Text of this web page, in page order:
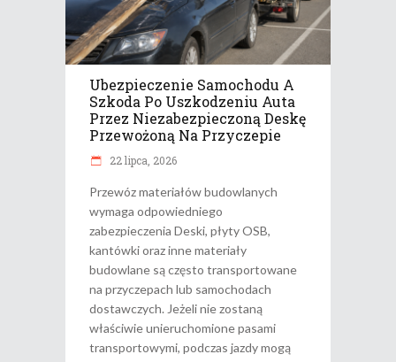
Ubezpieczenie Samochodu A
Szkoda Po Uszkodzeniu Auta
Przez Niezabezpieczoną Deskę
Przewożoną Na Przyczepie
22 lipca, 2026
Przewóz materiałów budowlanych
wymaga odpowiedniego
zabezpieczenia Deski, płyty OSB,
kantówki oraz inne materiały
budowlane są często transportowane
na przyczepach lub samochodach
dostawczych. Jeżeli nie zostaną
właściwie unieruchomione pasami
transportowymi, podczas jazdy mogą